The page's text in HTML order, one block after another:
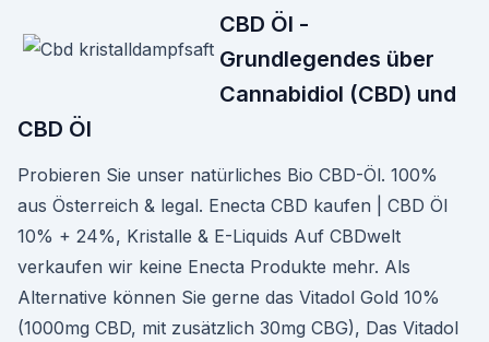
CBD Öl -
Grundlegendes über
Cannabidiol (CBD) und
CBD Öl
Probieren Sie unser natürliches Bio CBD-Öl. 100%
aus Österreich & legal. Enecta CBD kaufen | CBD Öl
10% + 24%, Kristalle & E-Liquids Auf CBDwelt
verkaufen wir keine Enecta Produkte mehr. Als
Alternative können Sie gerne das Vitadol Gold 10%
(1000mg CBD, mit zusätzlich 30mg CBG), Das Vitadol